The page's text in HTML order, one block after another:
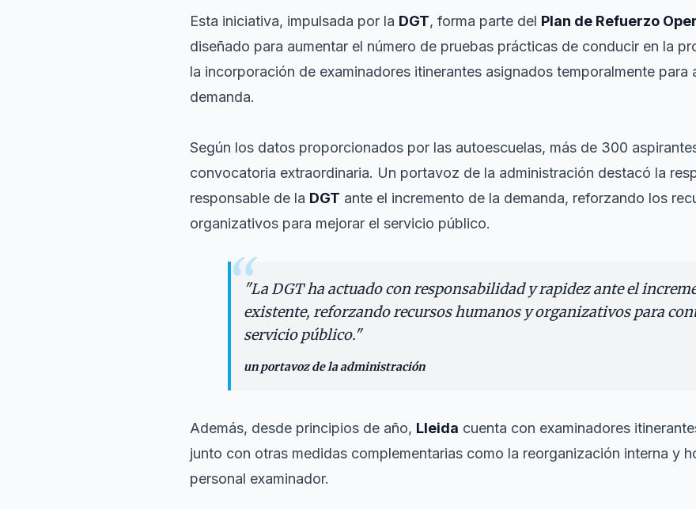
Esta iniciativa, impulsada por la DGT, forma parte del Plan de Refuerzo
diseñado para aumentar el número de pruebas prácticas de conducir en la
la incorporación de examinadores itinerantes asignados temporalmente para
demanda.
Según los datos proporcionados por las autoescuelas, más de 300
convocatoria extraordinaria. Un portavoz de la administración destacó la
responsable de la DGT ante el incremento de la demanda, reforzando los
organizativos para mejorar el servicio público.
“"La DGT ha actuado con responsabilidad y rapidez ante el
existente, reforzando recursos humanos y organizativos para
servicio público."
un portavoz de la administración
Además, desde principios de año, Lleida cuenta con examinadores
junto con otras medidas complementarias como la reorganización interna y
personal examinador.